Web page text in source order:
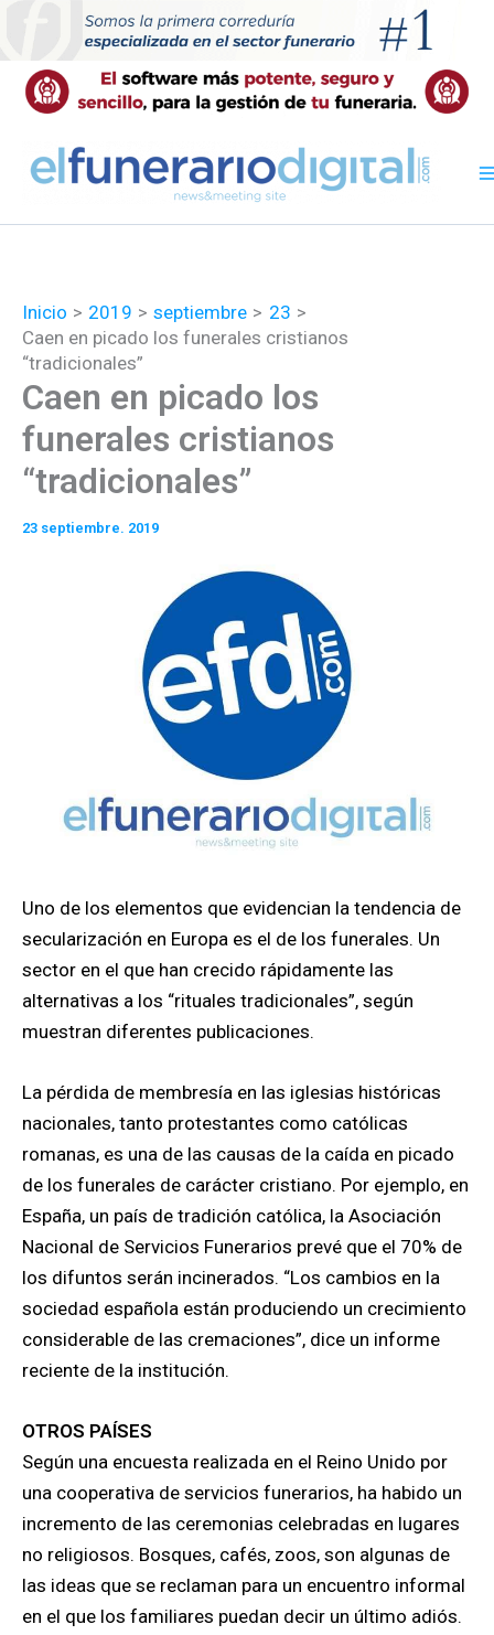
contenido
Inicio 2019 septiembre
23
Caen en picado los funerales cristianos
“tradicionales”
Caen en picado los
funerales cristianos
“tradicionales”
23 septiembre. 2019
Uno de los elementos que evidencian la tendencia de
secularización en Europa es el de los funerales. Un
sector en el que han crecido rápidamente las
alternativas a los “rituales tradicionales”, según
muestran diferentes publicaciones.
La pérdida de membresía en las iglesias históricas
nacionales, tanto protestantes como católicas
romanas, es una de las causas de la caída en picado
de los funerales de carácter cristiano. Por ejemplo, en
España, un país de tradición católica, la Asociación
Nacional de Servicios Funerarios prevé que el 70% de
los difuntos serán incinerados. “Los cambios en la
sociedad española están produciendo un crecimiento
considerable de las cremaciones”, dice un informe
reciente de la institución.
OTROS PAÍSES
Según una encuesta realizada en el Reino Unido por
una cooperativa de servicios funerarios, ha habido un
incremento de las ceremonias celebradas en lugares
no religiosos. Bosques, cafés, zoos, son algunas de
las ideas que se reclaman para un encuentro informal
en el que los familiares puedan decir un último adiós.